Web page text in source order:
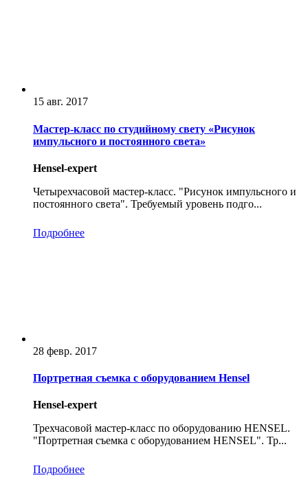
15 авг. 2017
Мастер-класс по студийному свету «Рисунок
импульсного и постоянного света»
Hensel-expert
Четырехчасовой мастер-класс. "Рисунок импульсного и
постоянного света". Требуемый уровень подго...
Подробнее
28 февр. 2017
Портретная съемка с оборудованием Hensel
Hensel-expert
Трехчасовой мастер-класс по оборудованию HENSEL.
"Портретная съемка с оборудованием HENSEL". Тр...
Подробнее